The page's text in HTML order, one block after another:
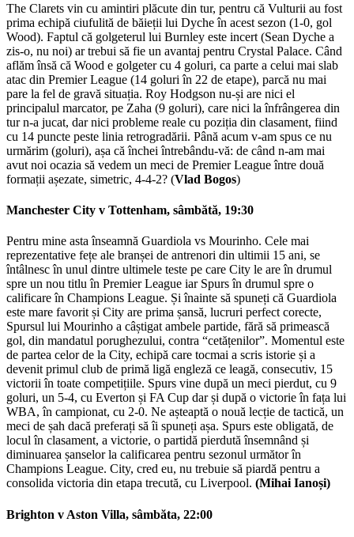
The Clarets vin cu amintiri plăcute din tur, pentru că Vulturii au fost
prima echipă ciufulită de băieții lui Dyche în acest sezon (1-0, gol
Wood). Faptul că golgeterul lui Burnley este incert (Sean Dyche a
zis-o, nu noi) ar trebui să fie un avantaj pentru Crystal Palace. Când
aflăm însă că Wood e golgeter cu 4 goluri, ca parte a celui mai slab
atac din Premier League (14 goluri în 22 de etape), parcă nu mai
pare la fel de gravă situația. Roy Hodgson nu-și are nici el
principalul marcator, pe Zaha (9 goluri), care nici la înfrângerea din
tur n-a jucat, dar nici probleme reale cu poziția din clasament, fiind
cu 14 puncte peste linia retrogradării. Până acum v-am spus ce nu
urmărim (goluri), așa că închei întrebându-vă: de când n-am mai
avut noi ocazia să vedem un meci de Premier League între două
formații așezate, simetric, 4-4-2? (Vlad Bogos)
Manchester City v Tottenham, sâmbătă, 19:30
Pentru mine asta înseamnă Guardiola vs Mourinho. Cele mai
reprezentative fețe ale branșei de antrenori din ultimii 15 ani, se
întâlnesc în unul dintre ultimele teste pe care City le are în drumul
spre un nou titlu în Premier League iar Spurs în drumul spre o
calificare în Champions League. Și înainte să spuneți că Guardiola
este mare favorit și City are prima șansă, lucruri perfect corecte,
Spursul lui Mourinho a câștigat ambele partide, fără să primească
gol, din mandatul porughezului, contra “cetățenilor”. Momentul este
de partea celor de la City, echipă care tocmai a scris istorie și a
devenit primul club de primă ligă engleză ce leagă, consecutiv, 15
victorii în toate competițiile. Spurs vine după un meci pierdut, cu 9
goluri, un 5-4, cu Everton și FA Cup dar și după o victorie în fața lui
WBA, în campionat, cu 2-0. Ne așteaptă o nouă lecție de tactică, un
meci de șah dacă preferați să îi spuneți așa. Spurs este obligată, de
locul în clasament, a victorie, o partidă pierdută însemnând și
diminuarea șanselor la calificarea pentru sezonul următor în
Champions League. City, cred eu, nu trebuie să piardă pentru a
consolida victoria din etapa trecută, cu Liverpool. (Mihai Ianoși)
Brighton v Aston Villa, sâmbăta, 22:00